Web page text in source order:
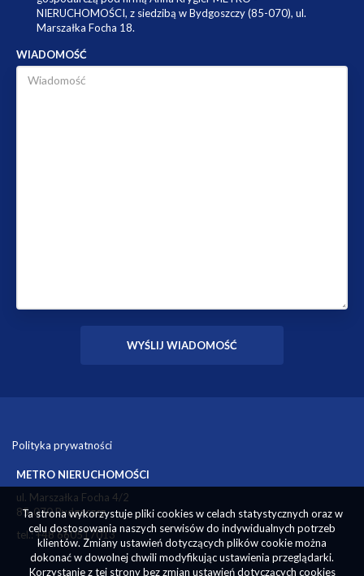
NIERUCHOMOŚCI, z siedzibą w Bydgoszczy (85-070), ul.
Marszałka Focha 18.
WIADOMOŚĆ
Polityka prywatności
METRO NIERUCHOMOŚCI
ul. Marszałka Focha 4/2
85-070 Bydgoszcz
tel.: +48 660517013
Ta strona wykorzystuje pliki cookies w celach statystycznych oraz w
celu dostosowania naszych serwisów do indywidualnych potrzeb
klientów. Zmiany ustawień dotyczących plików cookie można
dokonać w dowolnej chwili modyfikując ustawienia przeglądarki.
Korzystanie z tej strony bez zmian ustawień dotyczących cookies